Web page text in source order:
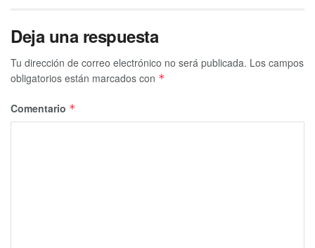
Deja una respuesta
Tu dirección de correo electrónico no será publicada. Los campos
obligatorios están marcados con *
Comentario *